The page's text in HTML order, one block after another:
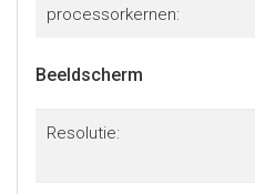
processorkernen:
Beeldscherm
Resolutie: